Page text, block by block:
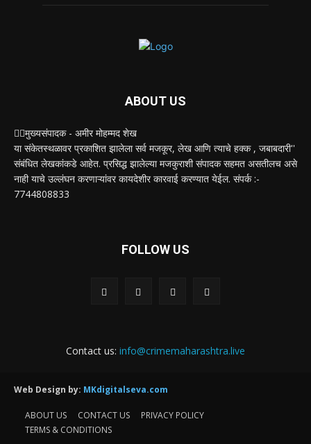
ABOUT US
✍🏻मुख्यसंपादक - अमीर मोहम्मद शेख
या संकेतस्थळावर प्रकाशित झालेला सर्व मजकूर, लेख आणि त्याचे हक्क , जबाबदारी''
संबंधित लेखकांकडे आहेत. प्रसिद्ध झालेल्या मजकुराशी संपादक सहमत असतीलच असे
नाही याचे उल्लंघन करणाऱ्यांवर कायदेशीर कारवाई करण्यात येईल. संपर्क :-
7744808833
FOLLOW US
Contact us: info@crimemaharashtra.live
Web Design by: MKdigitalseva.com
ABOUT US CONTACT US
PRIVACY POLICY
TERMS & CONDITIONS